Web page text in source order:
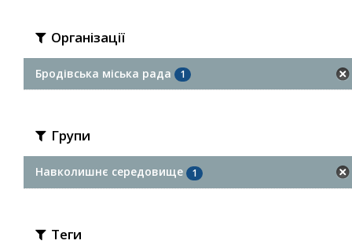
Організації
Бродівська міська рада 1
Групи
Навколишнє середовище 1
Теги